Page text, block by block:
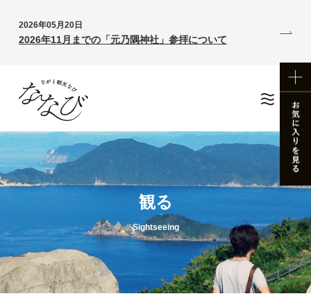
2026年05月20日
2026年11月までの「元乃隅神社」参拝について
観る
Sightseeing